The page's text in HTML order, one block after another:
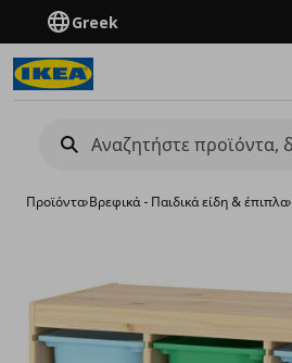
Greek
Προϊόντα›Βρεφικά - Παιδικά είδη & έπιπλα›